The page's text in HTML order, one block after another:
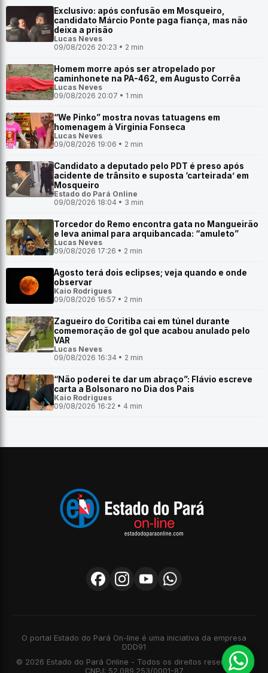
Exclusivo: após confusão em Mosqueiro,
candidato Márcio Ponte paga fiança, mas não
deixa a prisão
Lucas Neves
09/08/2026 20:23 • 2 min
Homem morre após ser atropelado por
caminhonete na PA-462, em Augusto Corrêa
Lucas Neves
09/08/2026 20:07 • 1 min
“We Pinko” mostra novas tatuagens em
homenagem à Virginia Fonseca
Lucas Neves
09/08/2026 19:06 • 2 min
Candidato a deputado pelo PDT é preso após
acidente de trânsito e suposta ‘carteirada’ em
Mosqueiro
Estado do Pará Online
09/08/2026 18:04 • 3 min
Torcedor do Remo encontra gata no Mangueirão
e leva animal para arquibancada: “amuleto”
Lucas Neves
09/08/2026 17:26 • 2 min
Agosto terá dois eclipses; veja quando e onde
observar
Kaio Rodrigues
09/08/2026 16:57 • 2 min
Zagueiro do Coritiba cai em túnel durante
comemoração de gol que acabou anulado pelo
VAR
Lucas Neves
09/08/2026 16:34 • 2 min
“Não poderei te dar um abraço”: Flávio escreve
carta a Bolsonaro no Dia dos Pais
Kaio Rodrigues
09/08/2026 16:22 • 4 min
O portal Estado do Pará On-line é uma iniciativa da empresa
DDD91
© 2026 Estado do Pará Online - Todos os direitos reservados -
CNPJ: 52.089.253/0001-87